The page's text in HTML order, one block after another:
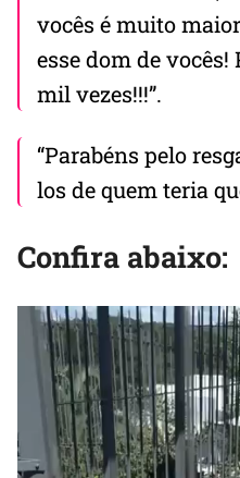
vocês é muito
esse dom de vocês!
mil vezes!!!”.
“Parabéns pelo
los de quem teria
Confira abaixo: